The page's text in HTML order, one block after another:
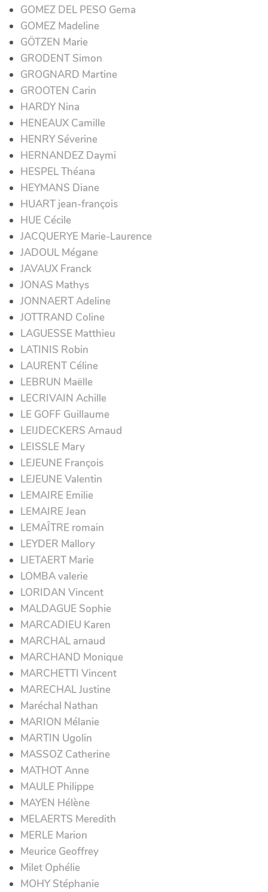
GOMEZ DEL PESO Gema
GOMEZ Madeline
GÖTZEN Marie
GRODENT Simon
GROGNARD Martine
GROOTEN Carin
HARDY Nina
HENEAUX Camille
HENRY Séverine
HERNANDEZ Daymi
HESPEL Théana
HEYMANS Diane
HUART jean-françois
HUE Cécile
JACQUERYE Marie-Laurence
JADOUL Mégane
JAVAUX Franck
JONAS Mathys
JONNAERT Adeline
JOTTRAND Coline
LAGUESSE Matthieu
LATINIS Robin
LAURENT Céline
LEBRUN Maëlle
LECRIVAIN Achille
LE GOFF Guillaume
LEIJDECKERS Arnaud
LEISSLE Mary
LEJEUNE François
LEJEUNE Valentin
LEMAIRE Emilie
LEMAIRE Jean
LEMAÎTRE romain
LEYDER Mallory
LIETAERT Marie
LOMBA valerie
LORIDAN Vincent
MALDAGUE Sophie
MARCADIEU Karen
MARCHAL arnaud
MARCHAND Monique
MARCHETTI Vincent
MARECHAL Justine
Maréchal Nathan
MARION Mélanie
MARTIN Ugolin
MASSOZ Catherine
MATHOT Anne
MAULE Philippe
MAYEN Hélène
MELAERTS Meredith
MERLE Marion
Meurice Geoffrey
Milet Ophélie
MOHY Stéphanie